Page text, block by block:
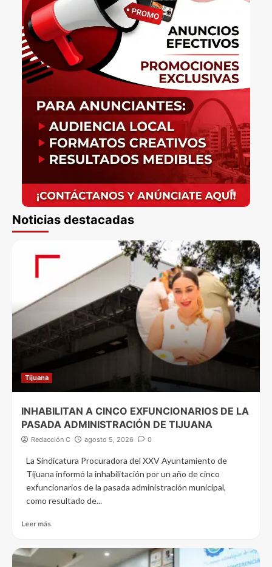
Noticias destacadas
Tijuana
INHABILITAN A CINCO EXFUNCIONARIOS DE LA
PASADA ADMINISTRACIÓN DE TIJUANA
Redacción C agosto 5, 2026 0
La Sindicatura Procuradora del XXV Ayuntamiento de
Tijuana informó la inhabilitación por un año de cinco
exfuncionarios de la pasada administración municipal,
como resultado de...
Leer más